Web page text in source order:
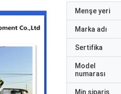
Menşe yeri
Marka adı
Sertifika
Model
numarası
Min sipariş